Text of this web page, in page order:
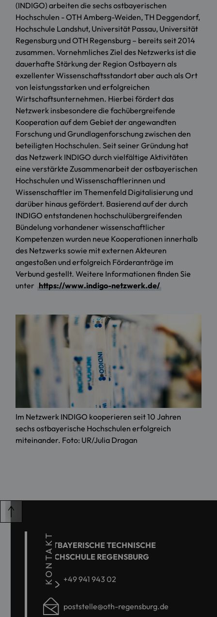
(INDIGO) arbeiten die sechs ostbayerischen
Hochschulen - OTH Amberg-Weiden, TH Deggendorf,
Hochschule Landshut, Universität Passau, Universität
Regensburg und OTH Regensburg – bereits seit 2014
zusammen. Vornehmliches Ziel des Netzwerks ist die
dauerhafte Stärkung der Region Ostbayern als
exzellenter Wissenschaftsstandort aber auch als Ort
von leistungsstarken und erfolgreichen
Wirtschaftsunternehmen. Hierbei fördert das
Netzwerk insbesondere die fachübergreifende
Kooperation auf dem Gebiet der angewandten
Forschung und Grundlagenforschung zwischen den
beteiligten Hochschulen. Seit seiner Gründung hat
das Netzwerk INDIGO durch vielfältige Aktivitäten
eine verstärkte Zusammenarbeit der ostbayerischen
Hochschulen und Wissenschaftlerinnen und
Wissenschaftler im Themenfeld Digitalisierung und
darüber hinaus gefördert. Basierend auf der durch
INDIGO entstandenen hochschulübergreifenden
Bündelung vorhandener wissenschaftlicher
Kompetenzen wurden neue Kooperationen innerhalb
des Netzwerks sowie mit externen Akteuren
angestoßen und erfolgreich Förderanträge im
Verbund gestellt. Weitere Informationen finden Sie
unter https://www.indigo-netzwerk.de/
Im Netzwerk INDIGO kooperieren seit 10 Jahren
sechs ostbayerische Hochschulen erfolgreich
miteinander. Foto: UR/Julia Dragan
KONTAKT
OSTBAYERISCHE TECHNISCHE
HOCHSCHULE REGENSBURG
+49 941 943 02
poststelle@oth-regensburg.de